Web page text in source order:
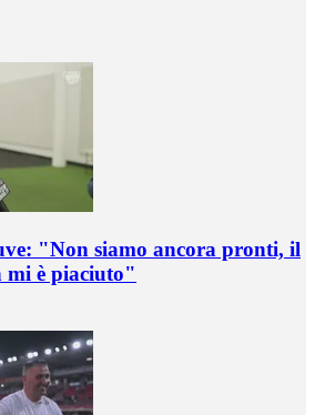
"Non siamo ancora pronti, il
mi è piaciuto"